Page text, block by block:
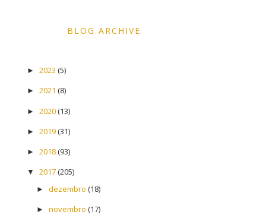
BLOG ARCHIVE
► 2023 (5)
► 2021 (8)
► 2020(13)
► 2019(31)
► 2018(93)
▼ 2017(205)
► dezembro (18)
► novembro (17)